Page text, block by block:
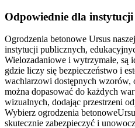
Odpowiednie dla instytucji
Ogrodzenia betonowe Ursus
instytucji publicznych,
Wielozadaniowe i wytrzymałe, są
gdzie liczy się bezpieczeństwo i
wachlarzowi dostępnych wzorów,
można dopasować do każdych
wizualnych, dodając przestrzeni
Wybierz ogrodzenia
skutecznie zabezpieczyć i